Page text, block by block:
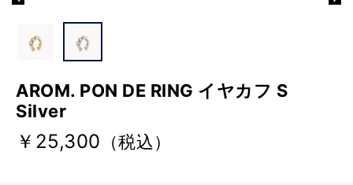
AROM. PON DE RING イヤカフ S
Silver
￥25,300 （税込）